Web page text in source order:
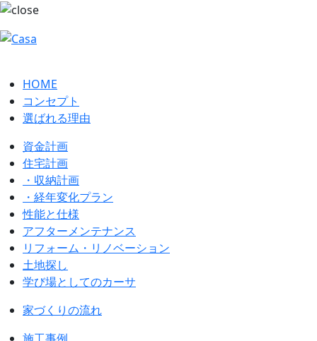
HOME
コンセプト
選ばれる理由
資金計画
住宅計画
・収納計画
・経年変化プラン
性能と仕様
アフターメンテナンス
リフォーム・リノベーション
土地探し
学び場としてのカーサ
家づくりの流れ